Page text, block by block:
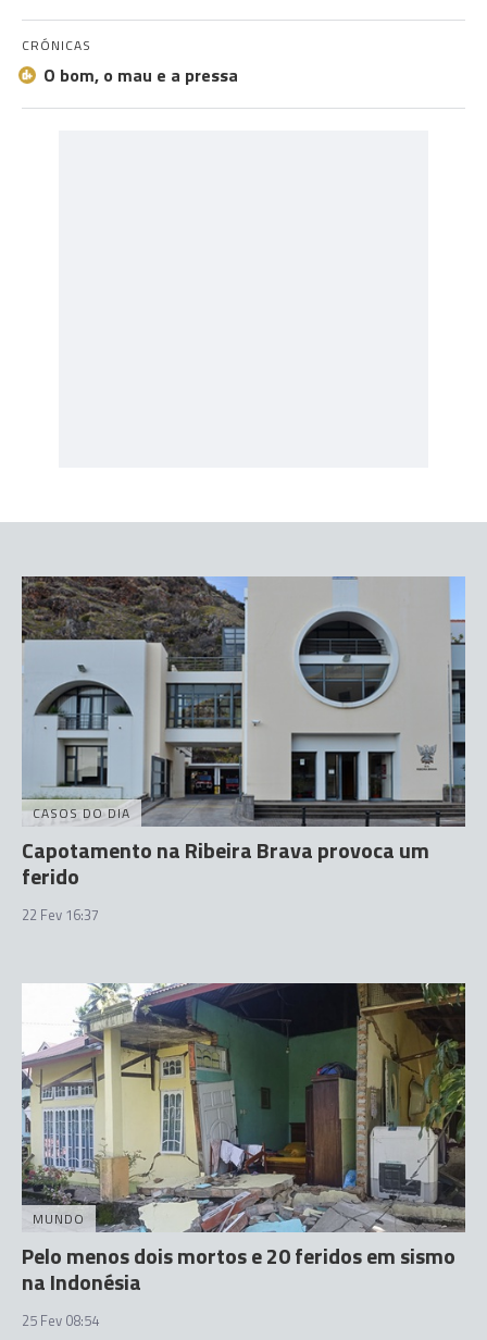
CRÓNICAS
O bom, o mau e a pressa
CASOS DO DIA
Capotamento na Ribeira Brava provoca um
ferido
22 Fev 16:37
MUNDO
Pelo menos dois mortos e 20 feridos em sismo
na Indonésia
25 Fev 08:54